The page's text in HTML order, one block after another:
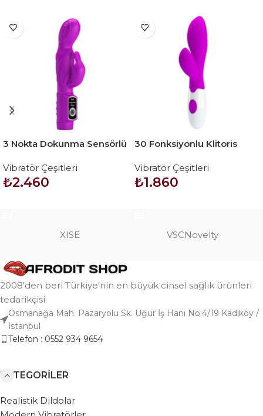
3 Nokta Dokunma Sensörlü
Vibratör Çeşitleri
₺2.460
30 Fonksiyonlu Klitoris
– Newman
Vibratör Çeşitleri
₺1.860
XISE VSCNovelty
2008'den beri Türkiye'nin en büyük cinsel sağlık ürünleri
tedarikçisi.
Osmanağa Mah. Pazaryolu Sk. Uğur İş Hanı No:4/19 Kadıköy /
İstanbul
Telefon : 0552 934 9654
KATEGORILER
Realistik Dildolar